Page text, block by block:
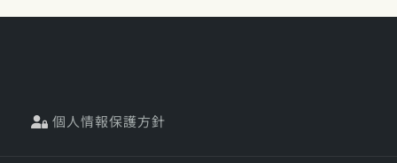
個人情報保護方針